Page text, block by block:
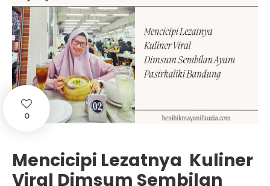
0
Mencicipi Lezatnya Kuliner
Viral Dimsum Sembilan